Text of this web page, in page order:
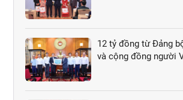
12 tỷ đồng từ Đảng
và cộng đồng người